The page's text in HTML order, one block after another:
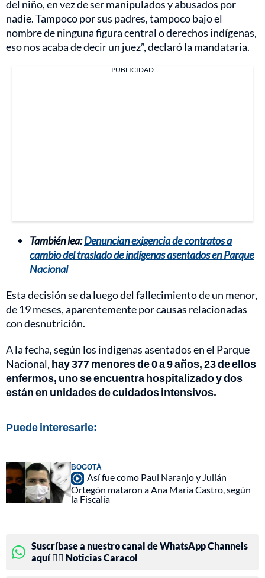
del niño, en vez de ser manipulados y abusados por
nadie. Tampoco por sus padres, tampoco bajo el
nombre de ninguna figura central o derechos indígenas,
eso nos acaba de decir un juez”, declaró la mandataria.
PUBLICIDAD
También lea:Denuncian exigencia de contratos a
cambio del traslado de indígenas asentados en Parque
Nacional
Esta decisión se da luego del fallecimiento de un menor,
de 19 meses, aparentemente por causas relacionadas
con desnutrición.
A la fecha, según los indígenas asentados en el Parque
Nacional, hay 377 menores de 0 a 9 años, 23 de ellos
enfermos, uno se encuentra hospitalizado y dos
están en unidades de cuidados intensivos.
Puede interesarle:
BOGOTÁ
Así fue como Paul Naranjo y Julián
Ortegón mataron a Ana María Castro, según
la Fiscalía
Suscríbase a nuestro canal de WhatsApp Channels
aquí 👉🏻 Noticias Caracol